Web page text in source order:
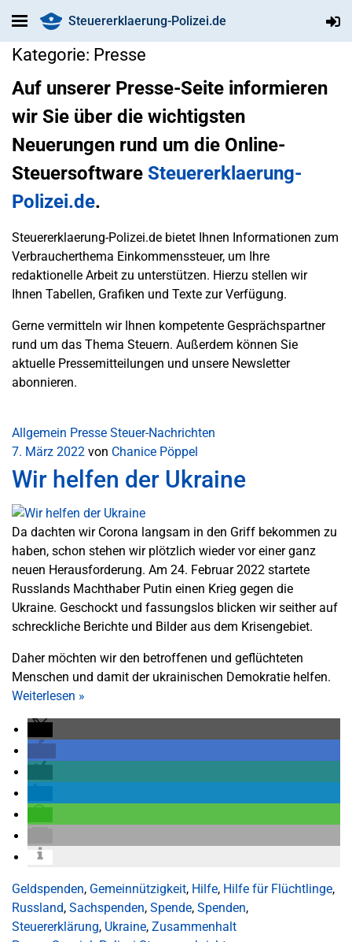
Steuererklaerung-Polizei.de
Kategorie: Presse
Auf unserer Presse-Seite informieren
wir Sie über die wichtigsten
Neuerungen rund um die Online-
Steuersoftware Steuererklaerung-
Polizei.de.
Steuererklaerung-Polizei.de bietet Ihnen Informationen zum
Verbraucherthema Einkommenssteuer, um Ihre
redaktionelle Arbeit zu unterstützen. Hierzu stellen wir
Ihnen Tabellen, Grafiken und Texte zur Verfügung.
Gerne vermitteln wir Ihnen kompetente Gesprächspartner
rund um das Thema Steuern. Außerdem können Sie
aktuelle Pressemitteilungen und unsere Newsletter
abonnieren.
Allgemein Presse Steuer-Nachrichten
7. März 2022 von Chanice Pöppel
Wir helfen der Ukraine
Da dachten wir Corona langsam in den Griff bekommen zu
haben, schon stehen wir plötzlich wieder vor einer ganz
neuen Herausforderung. Am 24. Februar 2022 startete
Russlands Machthaber Putin einen Krieg gegen die
Ukraine. Geschockt und fassungslos blicken wir seither auf
schreckliche Berichte und Bilder aus dem Krisengebiet.
Daher möchten wir den betroffenen und geflüchteten
Menschen und damit der ukrainischen Demokratie helfen.
Weiterlesen »
Geldspenden, Gemeinnützigkeit, Hilfe, Hilfe für Flüchtlinge,
Russland, Sachspenden, Spende, Spenden,
Steuererklärung, Ukraine, Zusammenhalt